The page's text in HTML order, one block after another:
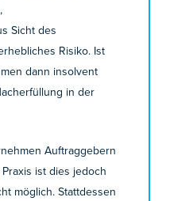
Sicht des
Risiko. Ist
dann insolvent
in der
Auftraggebern
ist dies jedoch
möglich. Stattdessen